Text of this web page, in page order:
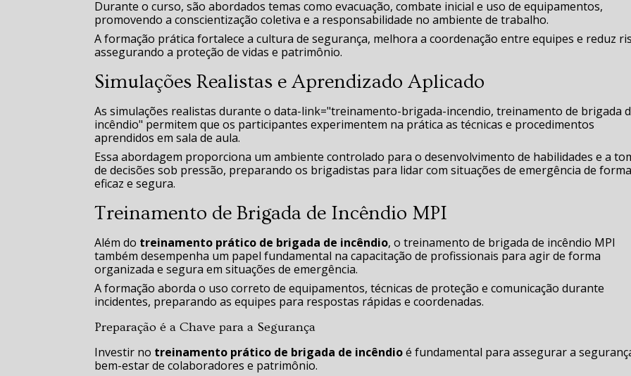
Durante o curso, são abordados temas como evacuação, combate inicial e uso de equipamentos,
promovendo a conscientização coletiva e a responsabilidade no ambiente de trabalho.
A formação prática fortalece a cultura de segurança, melhora a coordenação entre equipes e reduz
assegurando a proteção de vidas e patrimônio.
Simulações Realistas e Aprendizado Aplicado
As simulações realistas durante o data-link="treinamento-brigada-incendio, treinamento de brigada
incêndio" permitem que os participantes experimentem na prática as técnicas e procedimentos
aprendidos em sala de aula.
Essa abordagem proporciona um ambiente controlado para o desenvolvimento de habilidades e a
de decisões sob pressão, preparando os brigadistas para lidar com situações de emergência de forma
eficaz e segura.
Treinamento de Brigada de Incêndio MPI
Além do treinamento prático de brigada de incêndio, o treinamento de brigada de incêndio MPI
também desempenha um papel fundamental na capacitação de profissionais para agir de forma
organizada e segura em situações de emergência.
A formação aborda o uso correto de equipamentos, técnicas de proteção e comunicação durante
incidentes, preparando as equipes para respostas rápidas e coordenadas.
Preparação é a Chave para a Segurança
Investir no treinamento prático de brigada de incêndioé fundamental para assegurar a
bem-estar de colaboradores e patrimônio.